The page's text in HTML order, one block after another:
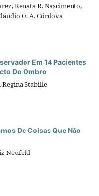
Renata R. Nascimento,
O. A. Córdova
Em 14 Pacientes
Do Ombro
Regina Stabille
De Coisas Que Não
Neufeld